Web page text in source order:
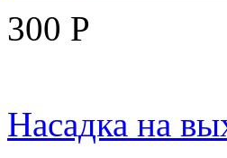
300 Р
Насадка на